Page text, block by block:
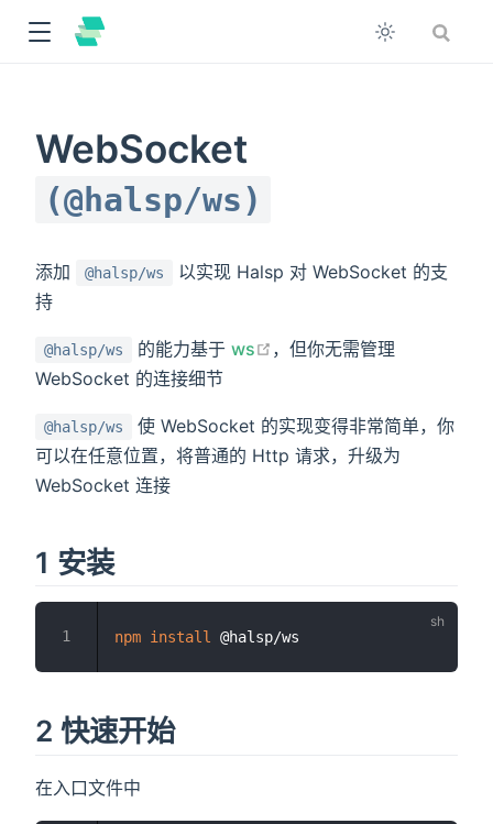
WebSocket
(@halsp/ws)
添加 @halsp/ws
以实现 Halsp 对 WebSocket 的支
持
@halsp/ws 的能力基于 ws open in new window
，但你无需管理
WebSocket 的连接细节
@halsp/ws
使 WebSocket 的实现变得非常简单，你
可以在任意位置，将普通的 Http 请求，升级为
WebSocket 连接
1 安装
npm install
2 快速开始
在入口文件中